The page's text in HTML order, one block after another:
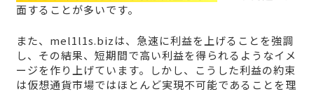
面することが多いです。
また、mel1l1s.bizは、急速に利益を上げることを強調
し、その結果、短期間で高い利益を得られるようなイメ
ージを作り上げています。しかし、こうした利益の約束
は仮想通貨市場ではほとんど実現不可能であることを理